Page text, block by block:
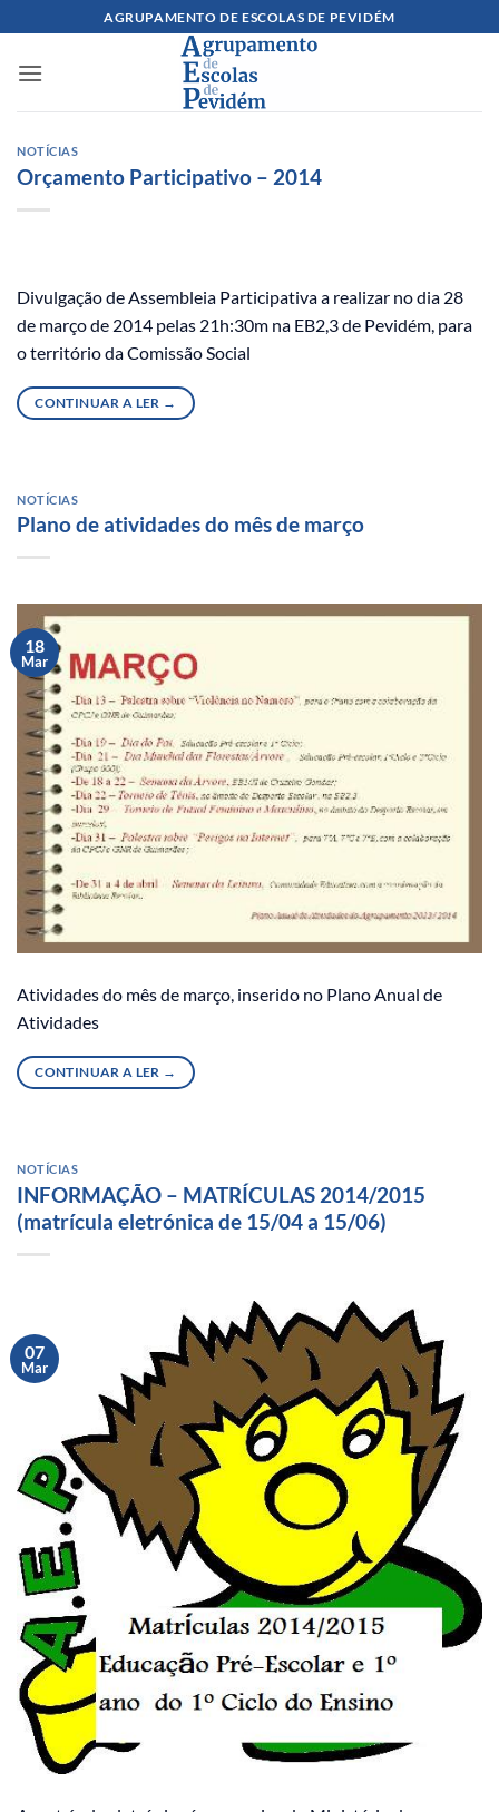
content
AGRUPAMENTO DE ESCOLAS DE PEVIDÉM
NOTÍCIAS
Orçamento Participativo – 2014
Divulgação de Assembleia Participativa a realizar no dia 28
de março de 2014 pelas 21h:30m na EB2,3 de Pevidém, para
o território da Comissão Social
CONTINUAR A LER →
NOTÍCIAS
Plano de atividades do mês de março
18
Mar
Atividades do mês de março, inserido no Plano Anual de
Atividades
CONTINUAR A LER →
NOTÍCIAS
INFORMAÇÃO – MATRÍCULAS 2014/2015
(matrícula eletrónica de 15/04 a 15/06)
07
Mar